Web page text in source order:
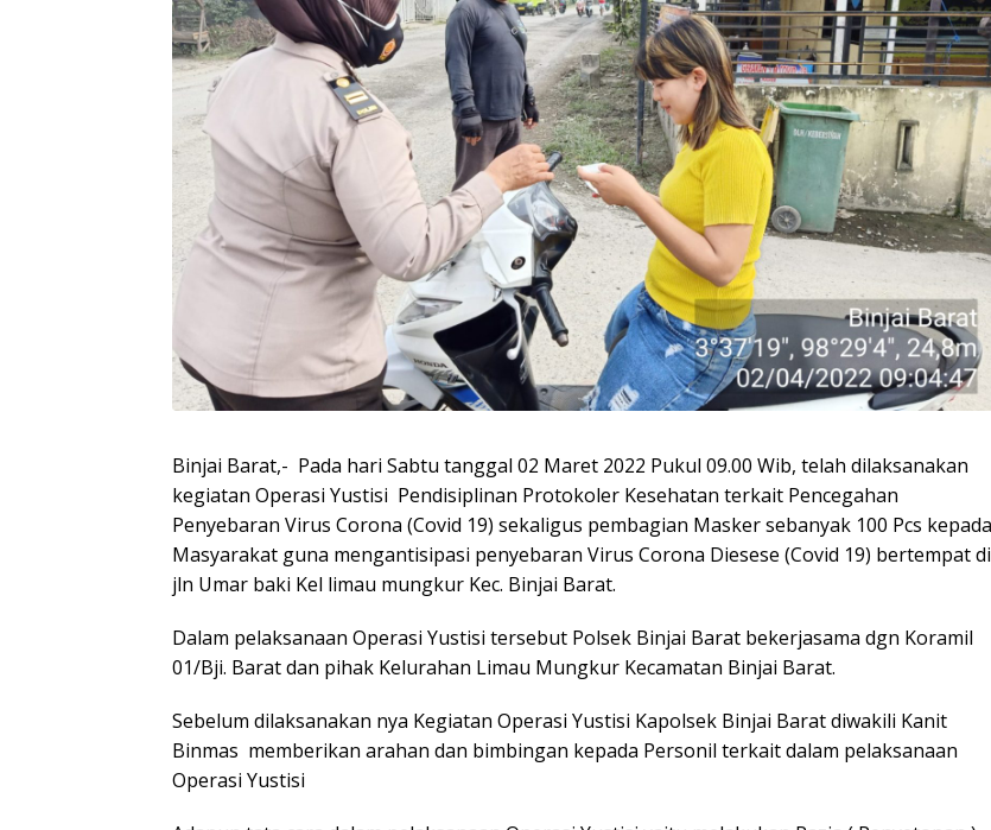
Binjai Barat,- Pada hari Sabtu tanggal 02 Maret 2022 Pukul 09.00 Wib, telah dilaksanakan
kegiatan Operasi Yustisi Pendisiplinan Protokoler Kesehatan terkait Pencegahan
Penyebaran Virus Corona (Covid 19) sekaligus pembagian Masker sebanyak 100 Pcs kepada
Masyarakat guna mengantisipasi penyebaran Virus Corona Diesese (Covid 19) bertempat di
jln Umar baki Kel limau mungkur Kec. Binjai Barat.
Dalam pelaksanaan Operasi Yustisi tersebut Polsek Binjai Barat bekerjasama dgn Koramil
01/Bji. Barat dan pihak Kelurahan Limau Mungkur Kecamatan Binjai Barat.
Sebelum dilaksanakan nya Kegiatan Operasi Yustisi Kapolsek Binjai Barat diwakili Kanit
Binmas memberikan arahan dan bimbingan kepada Personil terkait dalam pelaksanaan
Operasi Yustisi